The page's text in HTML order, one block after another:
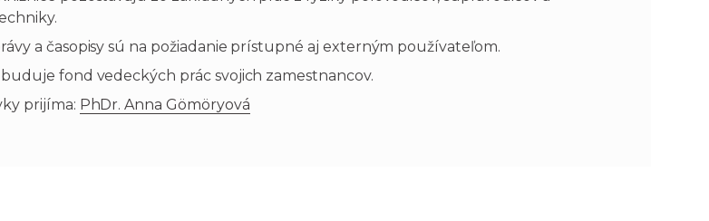
a časopisy sú na požiadanie prístupné aj externým používateľom.
buduje fond vedeckých prác svojich zamestnancov.
prijíma: PhDr. Anna Gömöryová